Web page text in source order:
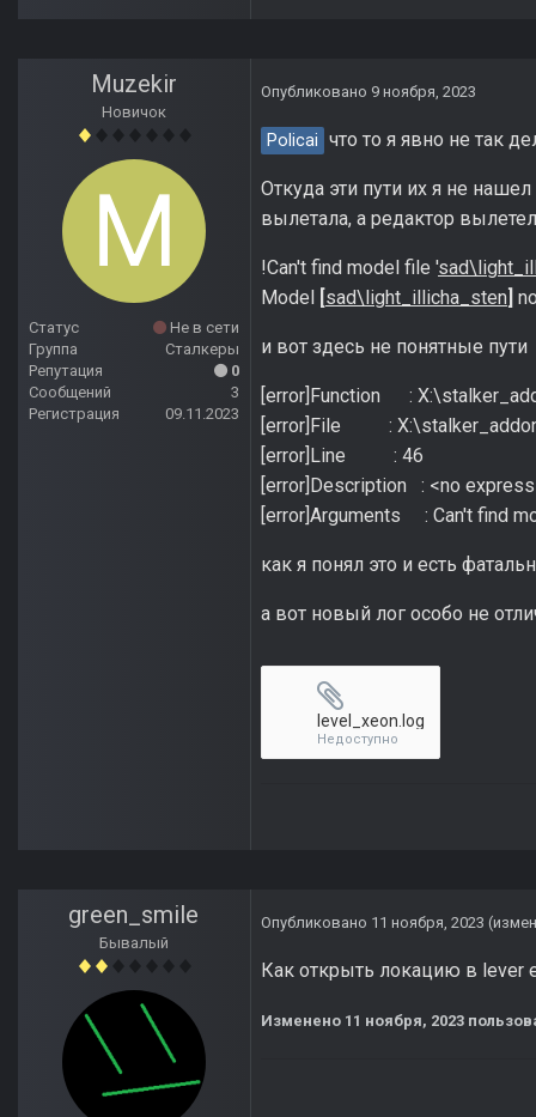
Muzekir
Новичок
Статус
Не в сети
Группа
Сталкеры
Репутация
0
Сообщений
3
Регистрация
09.11.2023
Опубликовано 9 ноября, 2023
Policai что то я явно не так
Откуда эти пути их я не
вылетала, а редактор вылетел
!Can't find model file '
Model
sad\light_illicha_sten
и вот здесь не понятные пути
[error]Function :
[error]File :
[error]Line : 46
[error]Description : <no
[error]Arguments : Can't find
как я понял это и есть
а вот новый лог особо не
level_xeon.log
Недоступно
green_smile
Бывалый
Опубликовано 11 ноября, 2023
Как открыть локацию в lever
Изменено 11 ноября, 2023